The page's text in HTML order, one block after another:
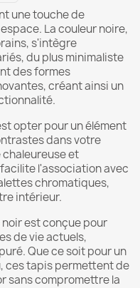
une touche de
La couleur noire,
s'intègre
du plus minimaliste
des formes
créant ainsi un
opter pour un élément
dans votre
et
l'association avec
chromatiques,
intérieur.
est conçue pour
de vie actuels,
Que ce soit pour un
ces tapis permettent de
sans compromettre la